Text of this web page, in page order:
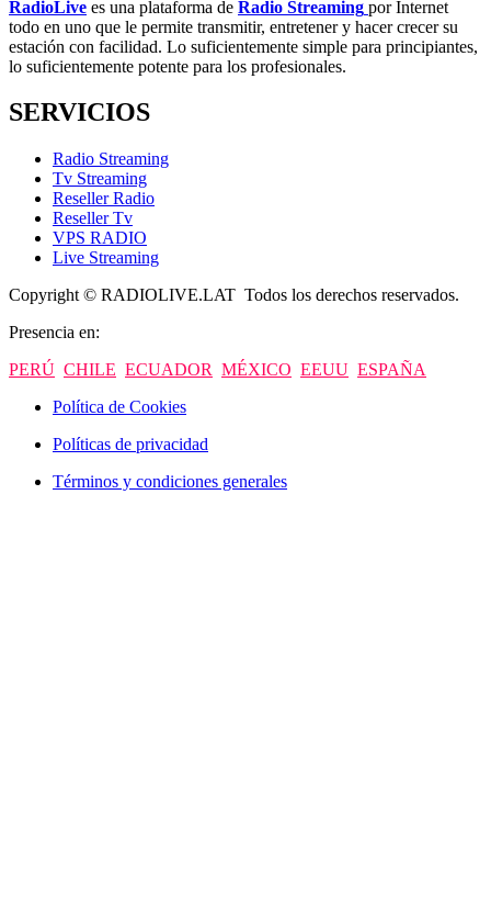
RadioLive es una plataforma de Radio Streaming por Internet
todo en uno que le permite transmitir, entretener y hacer crecer su
estación con facilidad. Lo suficientemente simple para principiantes,
lo suficientemente potente para los profesionales.
SERVICIOS
Radio Streaming
Tv Streaming
Reseller Radio
Reseller Tv
VPS RADIO
Live Streaming
Copyright © RADIOLIVE.LAT Todos los derechos reservados.
Presencia en:
PERÚ CHILE ECUADOR MÉXICO EEUU ESPAÑA
Política de Cookies
Políticas de privacidad
Términos y condiciones generales